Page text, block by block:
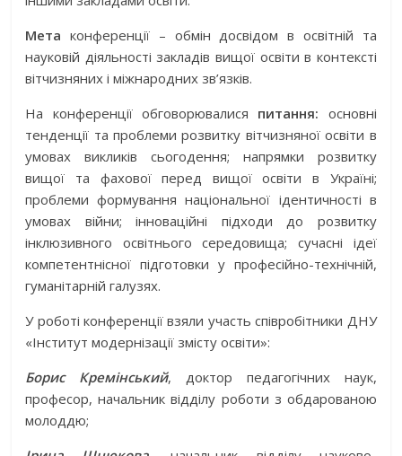
Мета конференції – обмін досвідом в освітній та
науковій діяльності закладів вищої освіти в контексті
вітчизняних і міжнародних зв’язків.
На конференції обговорювалися питання: основні
тенденції та проблеми розвитку вітчизняної освіти в
умовах викликів сьогодення; напрямки розвитку
вищої та фахової перед вищої освіти в Україні;
проблеми формування національної ідентичності в
умовах війни; інноваційні підходи до розвитку
інклюзивного освітнього середовища; сучасні ідеї
компетентнісної підготовки у професійно-технічній,
гуманітарній галузях.
У роботі конференції взяли участь співробітники ДНУ
«Інститут модернізації змісту освіти»:
Борис Кремінський, доктор педагогічних наук,
професор, начальник відділу роботи з обдарованою
молоддю;